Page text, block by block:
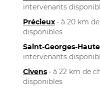
intervenants
Précieux • à 20 km
disponibles
Saint-Georges-
intervenants
Civens • à 22 km de
disponibles